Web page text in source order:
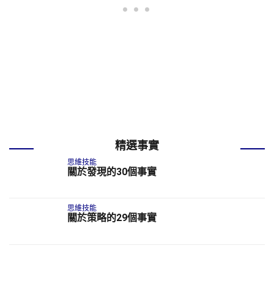
精選事實
思維技能
關於發現的30個事實
思維技能
關於策略的29個事實